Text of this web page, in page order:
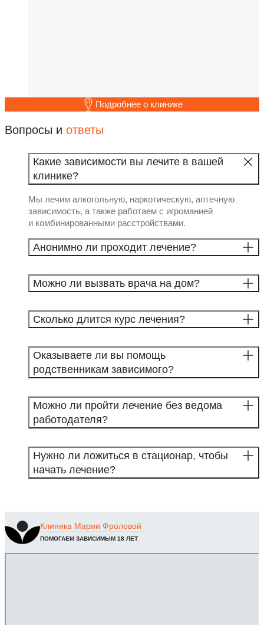
Подробнее о клинике
Вопросы и ответы
Какие зависимости вы лечите в вашей
клинике?
Мы лечим алкогольную, наркотическую, аптечную
зависимость, а также работаем с игроманией
и комбинированными расстройствами.
Анонимно ли проходит лечение?
Можно ли вызвать врача на дом?
Сколько длится курс лечения?
Оказываете ли вы помощь
родственникам зависимого?
Можно ли пройти лечение без ведома
работодателя?
Нужно ли ложиться в стационар, чтобы
начать лечение?
Клиника Марии Фроловой
ПОМОГАЕМ ЗАВИСИМЫМ 18 ЛЕТ